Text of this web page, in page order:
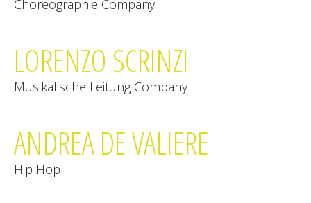
Choreographie Company
LORENZO SCRINZI
Musikalische Leitung Company
ANDREA DE VALIERE
Hip Hop